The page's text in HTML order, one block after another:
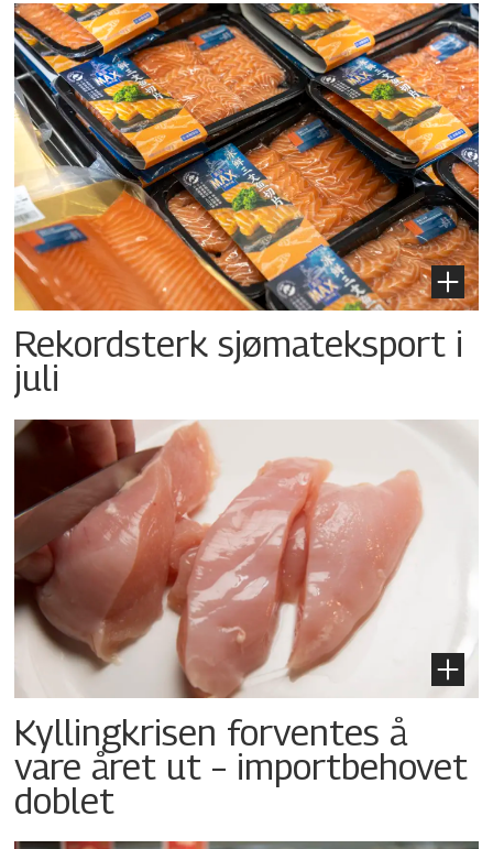
Rekordsterk sjømateksport i
juli
Kyllingkrisen forventes å
vare året ut – importbehovet
doblet